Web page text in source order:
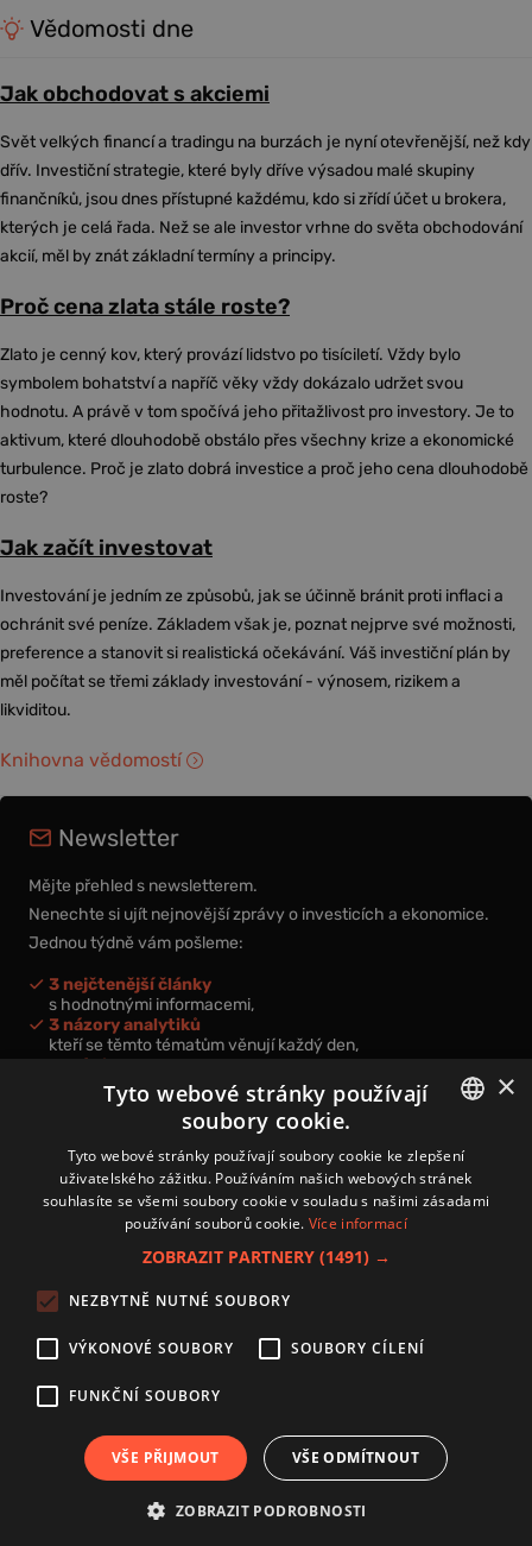
Vědomosti dne
Jak obchodovat s akciemi
Svět velkých financí a tradingu na burzách je nyní otevřenější, než kdy
dřív. Investiční strategie, které byly dříve výsadou malé skupiny
finančníků, jsou dnes přístupné každému, kdo si zřídí účet u brokera,
kterých je celá řada. Než se ale investor vrhne do světa obchodování
akcií, měl by znát základní termíny a principy.
Proč cena zlata stále roste?
Zlato je cenný kov, který provází lidstvo po tisíciletí. Vždy bylo
symbolem bohatství a napříč věky vždy dokázalo udržet svou
hodnotu. A právě v tom spočívá jeho přitažlivost pro investory. Je to
aktivum, které dlouhodobě obstálo přes všechny krize a ekonomické
turbulence. Proč je zlato dobrá investice a proč jeho cena dlouhodobě
roste?
Jak začít investovat
Investování je jedním ze způsobů, jak se účinně bránit proti inflaci a
ochránit své peníze. Základem však je, poznat nejprve své možnosti,
preference a stanovit si realistická očekávání. Váš investiční plán by
měl počítat se třemi základy investování - výnosem, rizikem a
likviditou.
Knihovna vědomostí
Newsletter
Mějte přehled s newsletterem.
Nenechte si ujít nejnovější zprávy o investicích a ekonomice.
Jednou týdně vám pošleme:
3 nejčtenější články
s hodnotnými informacemi,
3 názory analytiků
kteří se těmto tématům věnují každý den,
nová videa a podcasty
k prohloubení vašich znalostí.
Přihlášením k newsletteru vyjadřujete svůj souhlas spodmínkami
zpracování osobních údajů.
Zásady používání souborů cookies
Autoři
Nastavení cookies
Publikování nebo další šíření obsahu serveru www.investice.cz není možné bez
CZECH
×
Tyto webové stránky používají
soubory cookie.
Tyto webové stránky používají soubory cookie ke zlepšení
uživatelského zážitku. Používáním našich webových stránek
souhlasíte se všemi soubory cookie v souladu s našimi zásadami
používání souborů cookie. Více informací
ZOBRAZIT PARTNERY (1491) →
NEZBYTNĚ NUTNÉ SOUBORY
VÝKONOVÉ SOUBORY SOUBORY CÍLENÍ
FUNKČNÍ SOUBORY
VŠE PŘIJMOUT VŠE ODMÍTNOUT
ZOBRAZIT PODROBNOSTI